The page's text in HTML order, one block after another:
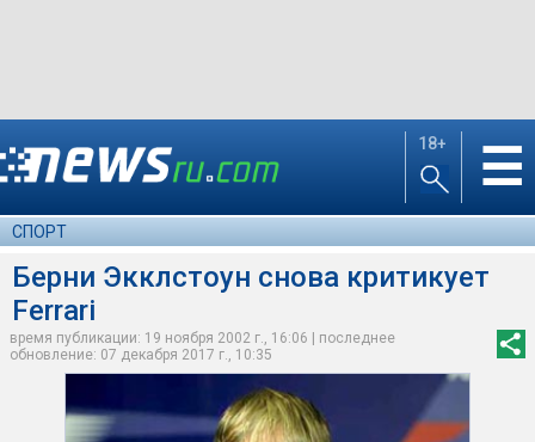
18+ ☰
СПОРТ
Берни Экклстоун снова критикует
Ferrari
время публикации: 19 ноября 2002 г., 16:06 | последнее
обновление: 07 декабря 2017 г., 10:35